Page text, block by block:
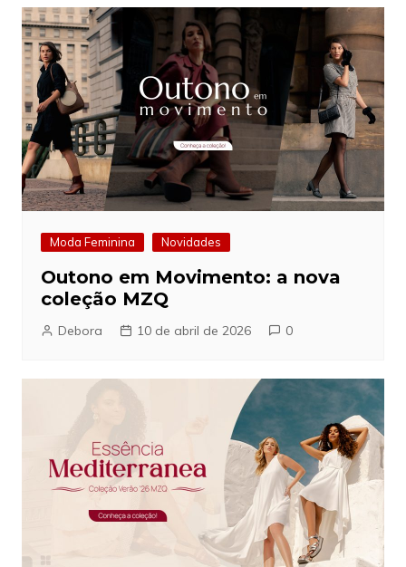
Moda Feminina Novidades
Outono em Movimento: a nova
coleção MZQ
Debora 10 de abril de 2026 0